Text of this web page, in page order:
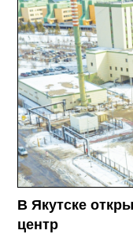
В Якутске
центр